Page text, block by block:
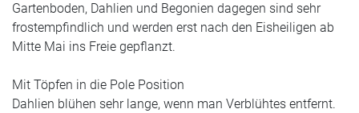
Gartenboden, Dahlien und Begonien dagegen sind sehr
frostempfindlich und werden erst nach den Eisheiligen ab
Mitte Mai ins Freie gepflanzt.
Mit Töpfen in die Pole Position
Dahlien blühen sehr lange, wenn man Verblühtes entfernt.